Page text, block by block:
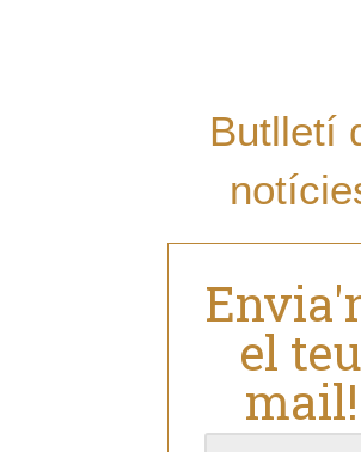
Butlletí
el teu
mail!